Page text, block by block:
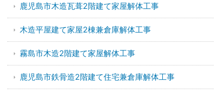
鹿児島市木造瓦葺2階建て家屋解体工事
木造平屋建て家屋2棟兼倉庫解体工事
霧島市木造2階建て家屋解体工事
鹿児島市鉄骨造2階建て住宅兼倉庫解体工事